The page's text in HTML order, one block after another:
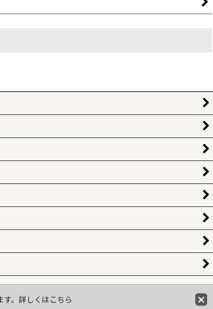
す。詳しくはこちら